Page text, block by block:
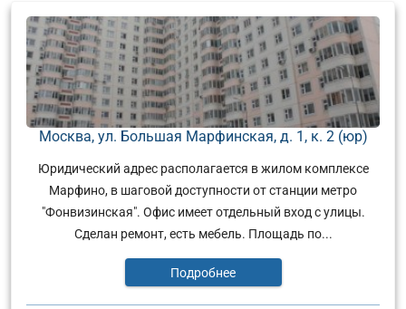
Москва, ул. Большая Марфинская, д. 1, к. 2 (юр)
Юридический адрес располагается в жилом комплексе
Марфино, в шаговой доступности от станции метро
"Фонвизинская". Офис имеет отдельный вход с улицы.
Сделан ремонт, есть мебель. Площадь по...
Подробнее